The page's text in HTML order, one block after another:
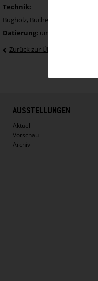
Technik:
Bugholz, Buche rotbraun
Datierung: um 1898
Zurück zur Übersicht
AUSSTELLUNGEN
Aktuell
Vorschau
Archiv